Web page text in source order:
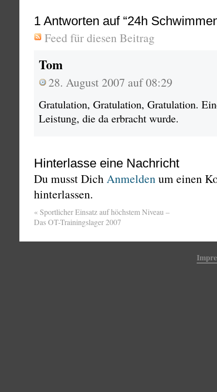
1 Antworten auf “24h
Feed für diesen Beitrag
Tom
28. August 2007 auf 08:29
Gratulation, Gratulation, Gratulation.
Leistung, die da erbracht wurde.
Hinterlasse eine Nachricht
Du musst DichAnmeldenum einen
hinterlassen.
« Sportlicher Einsatz auf höchstem Niveau –
Das OT-Trainingslager 2007